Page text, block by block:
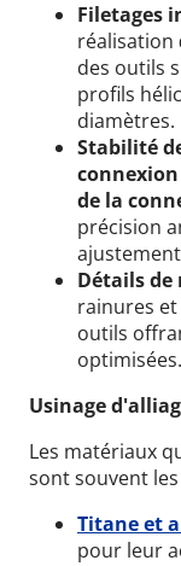
Filetages
réalisation
des outils
profils
diamètres.
Stabilité
de la
précision
Détails
rainures
outils
optimisées.
Usinage
Les matériaux
sont souvent
Titane et
pour leur